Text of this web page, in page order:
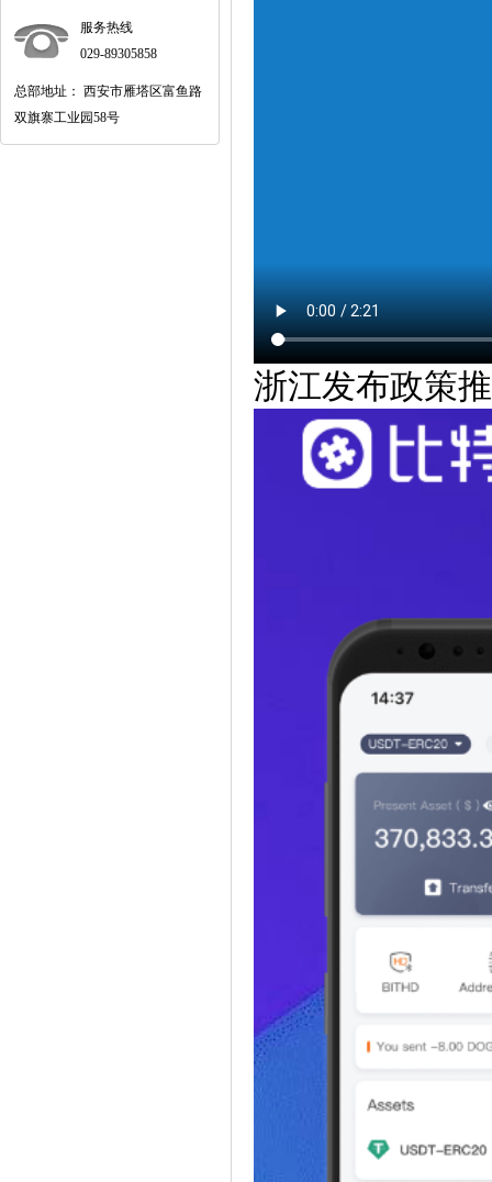
服务热线
029-89305858
总部地址： 西安市雁塔区富鱼路
双旗寨工业园58号
浙江发布政策